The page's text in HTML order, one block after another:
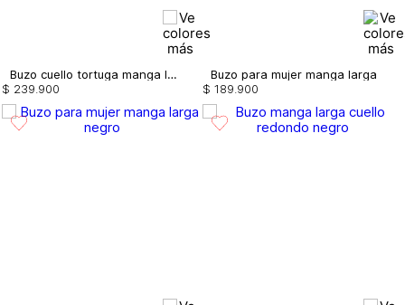
Buzo cuello tortuga manga larga
$ 239 900
Buzo para mujer manga larga
$ 189 900